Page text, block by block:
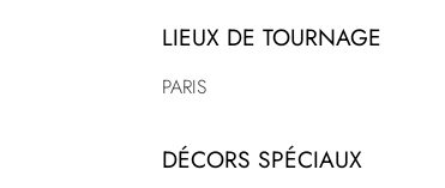
LIEUX DE TOURNAGE
PARIS
DÉCORS SPÉCIAUX